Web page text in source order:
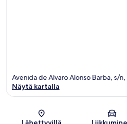
Kartta
Avenida de Alvaro Alonso Barba, s/
Näytä kartalla